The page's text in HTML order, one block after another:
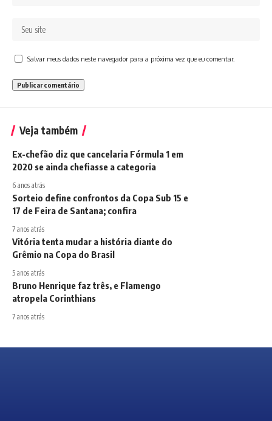
Salvar meus dados neste navegador para a próxima vez que eu comentar.
Veja também
Ex-chefão diz que cancelaria Fórmula 1 em
2020 se ainda chefiasse a categoria
6 anos atrás
Sorteio define confrontos da Copa Sub 15 e
17 de Feira de Santana; confira
7 anos atrás
Vitória tenta mudar a história diante do
Grêmio na Copa do Brasil
5 anos atrás
Bruno Henrique faz três, e Flamengo
atropela Corinthians
7 anos atrás